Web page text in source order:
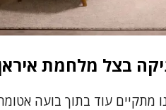
בצל מלחמת
מתקיים עוד בתוך בועה